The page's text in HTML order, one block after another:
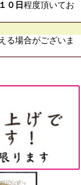
０日 程度頂いてお
る場合がございま